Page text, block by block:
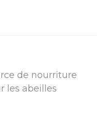
de nourriture
les abeilles